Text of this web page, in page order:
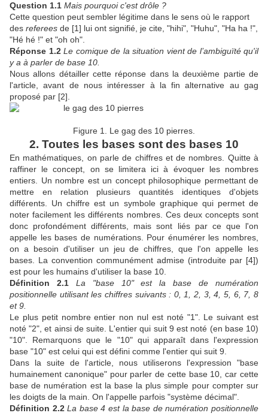
Question 1.1 Mais pourquoi c'est drôle ?
Cette question peut sembler légitime dans le sens où le rapport
des referees de [1] lui ont signifié, je cite, "hihi", "Huhu", "Ha ha !",
"Hé hé !" et "oh oh".
Réponse 1.2 Le comique de la situation vient de l’ambiguïté qu'il
y a à parler de base 10.
Nous allons détailler cette réponse dans la deuxième partie de
l'article, avant de nous intéresser à la fin alternative au gag
proposé par [2].
Figure 1. Le gag des 10 pierres.
2. Toutes les bases sont des bases 10
En mathématiques, on parle de chiffres et de nombres. Quitte à
raffiner le concept, on se limitera ici à évoquer les nombres
entiers. Un nombre est un concept philosophique permettant de
mettre en relation plusieurs quantités identiques d'objets
différents. Un chiffre est un symbole graphique qui permet de
noter facilement les différents nombres. Ces deux concepts sont
donc profondément différents, mais sont liés par ce que l'on
appelle les bases de numérations. Pour énumérer les nombres,
on a besoin d'utiliser un jeu de chiffres, que l'on appelle les
bases. La convention communément admise (introduite par [4])
est pour les humains d'utiliser la base 10.
Définition 2.1
La "base 10" est la base de numération
positionnelle utilisant les chiffres suivants : 0, 1, 2, 3, 4, 5, 6, 7, 8
et 9.
Le plus petit nombre entier non nul est noté "1". Le suivant est
noté "2", et ainsi de suite. L'entier qui suit 9 est noté (en base 10)
"10". Remarquons que le "10" qui apparaît dans l'expression
base "10" est celui qui est défini comme l'entier qui suit 9.
Dans la suite de l'article, nous utiliserons l'expression "base
humainement canonique" pour parler de cette base 10, car cette
base de numération est la base la plus simple pour compter sur
les doigts de la main. On l'appelle parfois "système décimal".
Définition 2.2 La base 4 est la base de numération positionnelle